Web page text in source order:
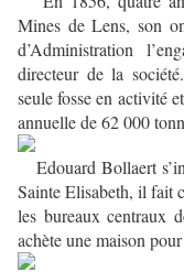
Mines de Lens, son
d’Administration
directeur de la
seule fosse en activité
annuelle de 62 000
Edouard Bollaert
Sainte Elisabeth, il fait
les bureaux centraux
achète une maison